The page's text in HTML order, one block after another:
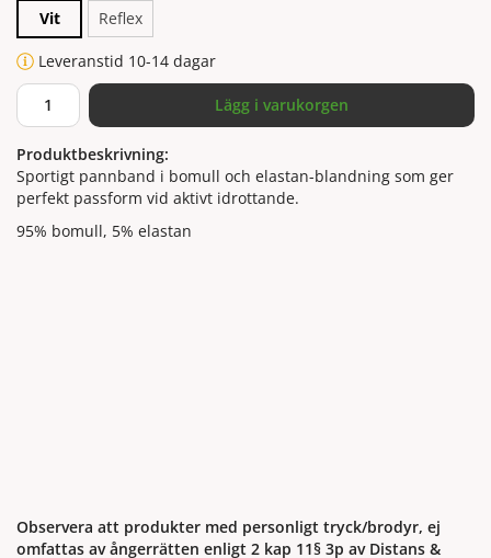
Vit
Reflex
Leveranstid 10-14 dagar
Lägg i varukorgen
Produktbeskrivning:
Sportigt pannband i bomull och elastan-blandning som ger
perfekt passform vid aktivt idrottande.
95% bomull, 5% elastan
Observera att produkter med personligt tryck/brodyr, ej
omfattas av ångerrätten enligt 2 kap 11§ 3p av Distans &